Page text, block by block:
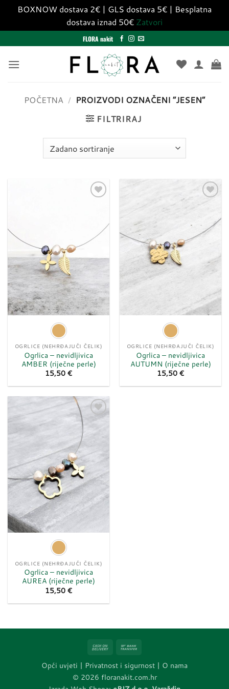
BOXNOW dostava 2€ | GLS dostava 5€ | Besplatna
dostava iznad 50€ Zatvori
to
content
FLORA nakit
POČETNA / PROIZVODI OZNAČENI “JESEN”
FILTRIRAJ
OGRLICE (NEHRĐAJUĆI ČELIK)
Ogrlica – nevidljivica
AMBER (riječne perle)
15,50 €
Dodaj
želja
OGRLICE (NEHRĐAJUĆI ČELIK)
Ogrlica – nevidljivica
AUTUMN (riječne perle)
15,50 €
Dodaj
OGRLICE (NEHRĐAJUĆI ČELIK)
Ogrlica – nevidljivica
AUREA (riječne perle)
15,50 €
Cash
Delivery
Opći uvjeti | Privatnost i sigurnost | O nama
© 2026 floranakit.com.hr